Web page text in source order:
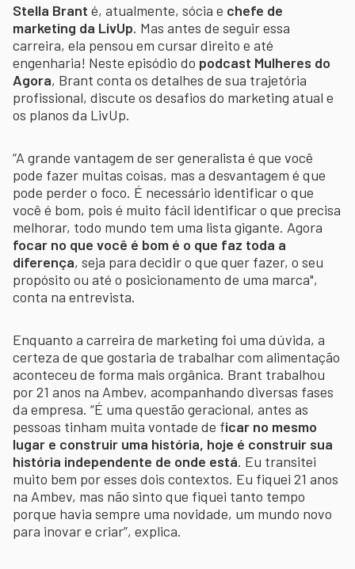
Stella Brant é, atualmente, sócia e chefe de
marketing da LivUp. Mas antes de seguir essa
carreira, ela pensou em cursar direito e até
engenharia! Neste episódio do podcast Mulheres do
Agora, Brant conta os detalhes de sua trajetória
profissional, discute os desafios do marketing atual e
os planos da LivUp.
“A grande vantagem de ser generalista é que você
pode fazer muitas coisas, mas a desvantagem é que
pode perder o foco. É necessário identificar o que
você é bom, pois é muito fácil identificar o que precisa
melhorar, todo mundo tem uma lista gigante. Agora
focar no que você é bom é o que faz toda a
diferença, seja para decidir o que quer fazer, o seu
propósito ou até o posicionamento de uma marca",
conta na entrevista.
Enquanto a carreira de marketing foi uma dúvida, a
certeza de que gostaria de trabalhar com alimentação
aconteceu de forma mais orgânica. Brant trabalhou
por 21 anos na Ambev, acompanhando diversas fases
da empresa. “É uma questão geracional, antes as
pessoas tinham muita vontade de ficar no mesmo
lugar e construir uma história, hoje é construir sua
história independente de onde está. Eu transitei
muito bem por esses dois contextos. Eu fiquei 21 anos
na Ambev, mas não sinto que fiquei tanto tempo
porque havia sempre uma novidade, um mundo novo
para inovar e criar”, explica.